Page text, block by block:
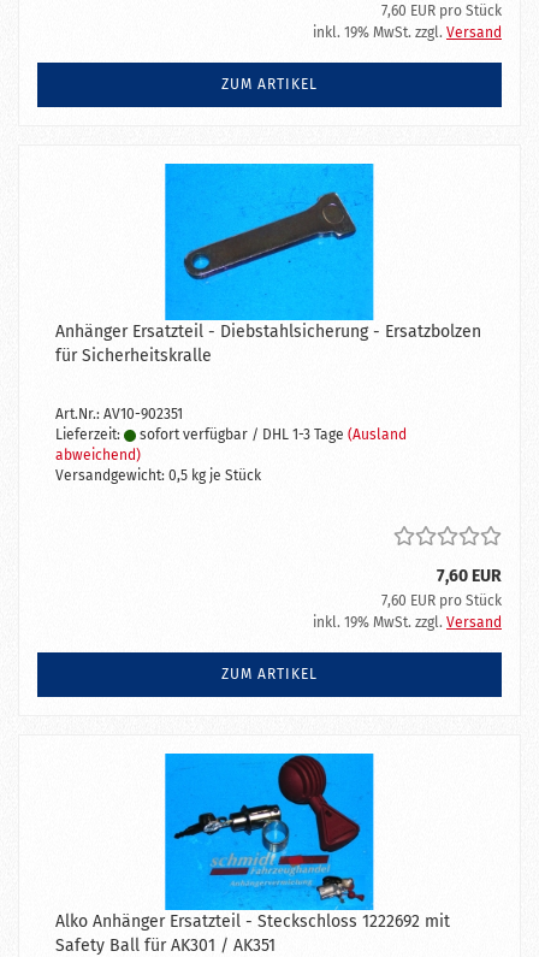
7,60 EUR pro Stück
inkl. 19% MwSt. zzgl. Versand
ZUM ARTIKEL
Anhänger Ersatzteil - Diebstahlsicherung - Ersatzbolzen
für Sicherheitskralle
Art.Nr.: AV10-902351
Lieferzeit:
sofort verfügbar / DHL 1-3 Tage (Ausland
abweichend)
Versandgewicht: 0,5 kg je Stück
7,60 EUR
7,60 EUR pro Stück
inkl. 19% MwSt. zzgl. Versand
ZUM ARTIKEL
Alko Anhänger Ersatzteil - Steckschloss 1222692 mit
Safety Ball für AK301 / AK351